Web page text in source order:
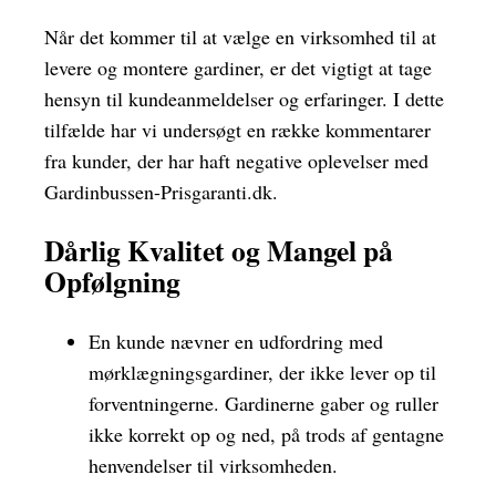
Når det kommer til at vælge en virksomhed til at
levere og montere gardiner, er det vigtigt at tage
hensyn til kundeanmeldelser og erfaringer. I dette
tilfælde har vi undersøgt en række kommentarer
fra kunder, der har haft negative oplevelser med
Gardinbussen-Prisgaranti.dk.
Dårlig Kvalitet og Mangel på
Opfølgning
En kunde nævner en udfordring med
mørklægningsgardiner, der ikke lever op til
forventningerne. Gardinerne gaber og ruller
ikke korrekt op og ned, på trods af gentagne
henvendelser til virksomheden.